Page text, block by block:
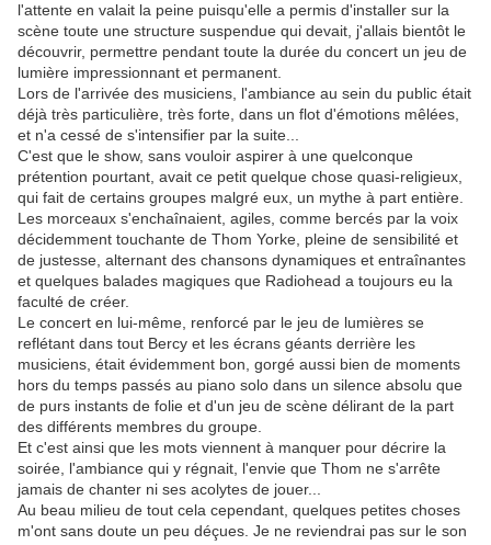
l'attente en valait la peine puisqu'elle a permis d'installer sur la
scène toute une structure suspendue qui devait, j'allais bientôt le
découvrir, permettre pendant toute la durée du concert un jeu de
lumière impressionnant et permanent.
Lors de l'arrivée des musiciens, l'ambiance au sein du public était
déjà très particulière, très forte, dans un flot d'émotions mêlées,
et n'a cessé de s'intensifier par la suite...
C'est que le show, sans vouloir aspirer à une quelconque
prétention pourtant, avait ce petit quelque chose quasi-religieux,
qui fait de certains groupes malgré eux, un mythe à part entière.
Les morceaux s'enchaînaient, agiles, comme bercés par la voix
décidemment touchante de Thom Yorke, pleine de sensibilité et
de justesse, alternant des chansons dynamiques et entraînantes
et quelques balades magiques que Radiohead a toujours eu la
faculté de créer.
Le concert en lui-même, renforcé par le jeu de lumières se
reflétant dans tout Bercy et les écrans géants derrière les
musiciens, était évidemment bon, gorgé aussi bien de moments
hors du temps passés au piano solo dans un silence absolu que
de purs instants de folie et d'un jeu de scène délirant de la part
des différents membres du groupe.
Et c'est ainsi que les mots viennent à manquer pour décrire la
soirée, l'ambiance qui y régnait, l'envie que Thom ne s'arrête
jamais de chanter ni ses acolytes de jouer...
Au beau milieu de tout cela cependant, quelques petites choses
m'ont sans doute un peu déçues. Je ne reviendrai pas sur le son